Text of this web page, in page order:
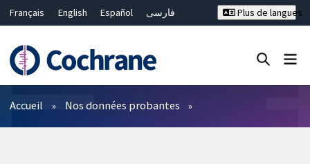
Français English Español
فارسی
Bahasa Malaysia
ไทย
繁體中文
简体中文
Plus de langues
Filtres
Accueil Nos données probantes